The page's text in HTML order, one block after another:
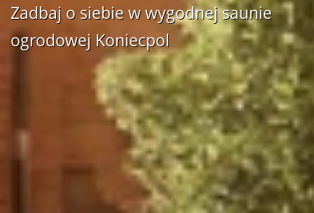
Zadbaj o siebie w wygodnej saunie
ogrodowej Koniecpol